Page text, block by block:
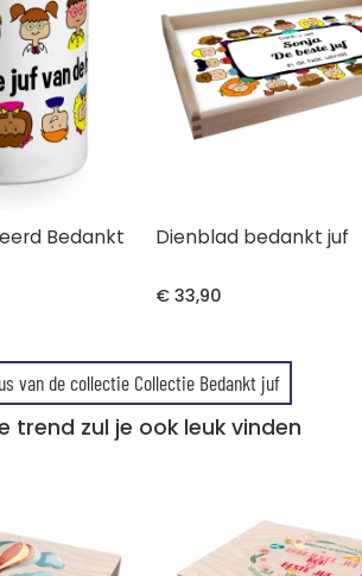
Bedankt Dienblad bedankt juf
€ 33,90
van de collectie Collectie Bedankt juf
trend zul je ook leuk vinden